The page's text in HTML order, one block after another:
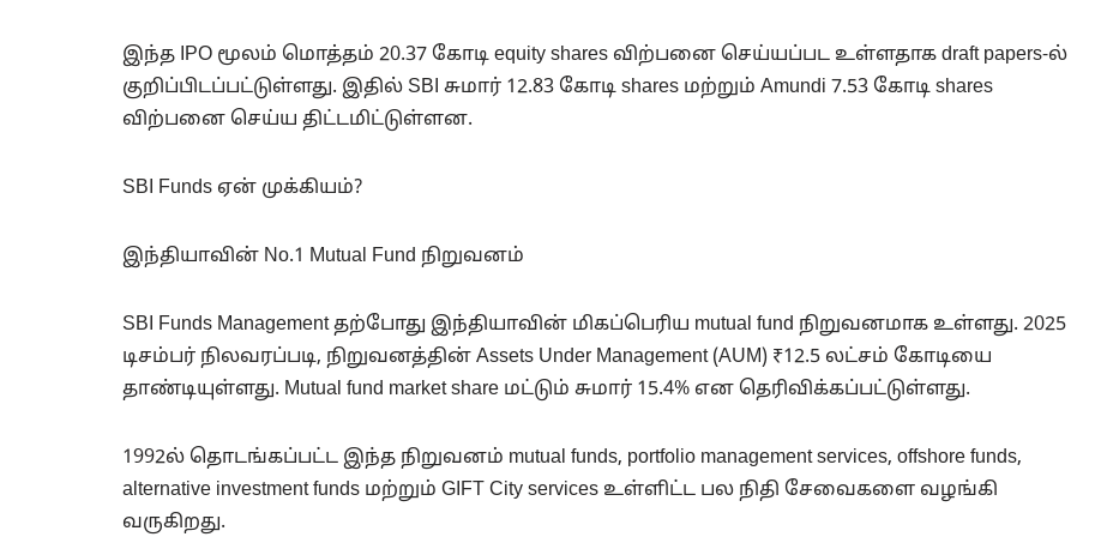
இந்த IPO மூலம் மொத்தம் 20.37 கோடி equity shares விற்பனை செய்யப்பட உள்ளதாக draft papers-ல்
குறிப்பிடப்பட்டுள்ளது. இதில் SBI சுமார் 12.83 கோடி shares மற்றும் Amundi 7.53 கோடி shares
விற்பனை செய்ய திட்டமிட்டுள்ளன.
SBI Funds ஏன் முக்கியம்?
இந்தியாவின் No.1 Mutual Fund நிறுவனம்
SBI Funds Management தற்போது இந்தியாவின் மிகப்பெரிய mutual fund நிறுவனமாக உள்ளது. 2025
டிசம்பர் நிலவரப்படி, நிறுவனத்தின் Assets Under Management (AUM) ₹12.5 லட்சம் கோடியை
தாண்டியுள்ளது. Mutual fund market share மட்டும் சுமார் 15.4% என தெரிவிக்கப்பட்டுள்ளது.
1992ல் தொடங்கப்பட்ட இந்த நிறுவனம் mutual funds, portfolio management services, offshore funds,
alternative investment funds மற்றும் GIFT City services உள்ளிட்ட பல நிதி சேவைகளை வழங்கி
வருகிறது.